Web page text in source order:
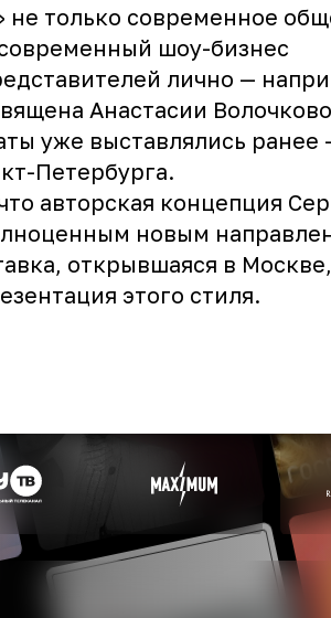
не только современное
шоу-бизнес
лично —
Анастасии
уже выставлялись ранее
Петербурга.
авторская концепция
новым
открывшаяся в
этого стиля.